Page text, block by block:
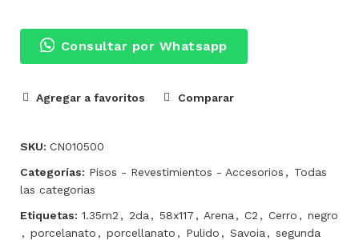
Consultar por Whatsapp
Agregar a favoritos Comparar
SKU: CN010500
Categorías: Pisos - Revestimientos - Accesorios , Todas
las categorias
Etiquetas: 1.35m2 , 2da , 58x117 , Arena , C2 , Cerro , negro
, porcelanato , porcellanato , Pulido , Savoia , segunda